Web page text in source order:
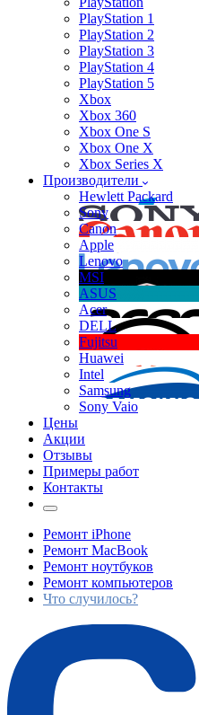
PlayStation 1
PlayStation 2
PlayStation 3
PlayStation 4
PlayStation 5
Xbox
Xbox 360
Xbox One S
Xbox One X
Xbox Series X
Производители
Hewlett Packard
Sony
Canon
Apple
Lenovo
MSI
ASUS
Acer
DELL
Fujitsu
Huawei
Intel
Samsung
Sony Vaio
Цены
Акции
Отзывы
Примеры работ
Контакты
Ремонт iPhone
Ремонт MacBook
Ремонт ноутбуков
Ремонт компьютеров
Что случилось?